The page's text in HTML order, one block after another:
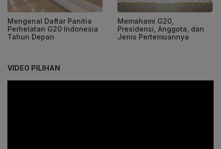
Mengenal Daftar Panitia
Perhelatan G20 Indonesia
Tahun Depan
Memahami G20,
Presidensi, Anggota, dan
Jenis Pertemuannya
VIDEO PILIHAN